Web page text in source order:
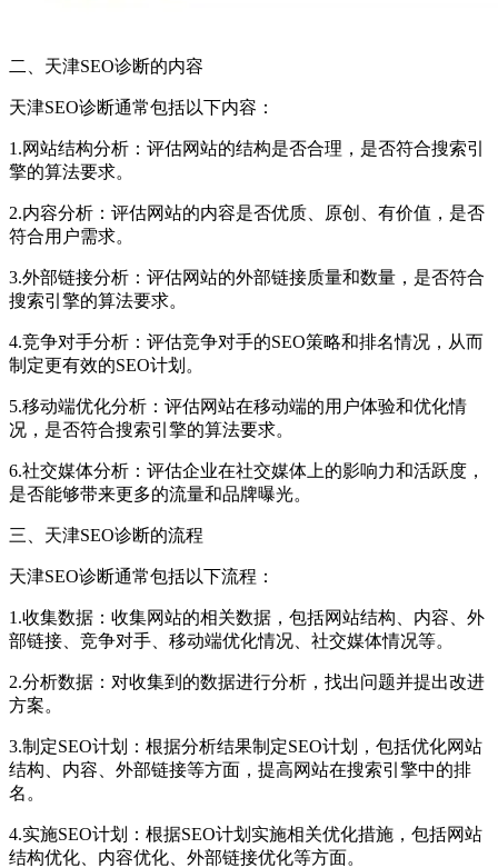
二、天津SEO诊断的内容
天津SEO诊断通常包括以下内容：
1.网站结构分析：评估网站的结构是否合理，是否符合搜索引
擎的算法要求。
2.内容分析：评估网站的内容是否优质、原创、有价值，是否
符合用户需求。
3.外部链接分析：评估网站的外部链接质量和数量，是否符合
搜索引擎的算法要求。
4.竞争对手分析：评估竞争对手的SEO策略和排名情况，从而
制定更有效的SEO计划。
5.移动端优化分析：评估网站在移动端的用户体验和优化情
况，是否符合搜索引擎的算法要求。
6.社交媒体分析：评估企业在社交媒体上的影响力和活跃度，
是否能够带来更多的流量和品牌曝光。
三、天津SEO诊断的流程
天津SEO诊断通常包括以下流程：
1.收集数据：收集网站的相关数据，包括网站结构、内容、外
部链接、竞争对手、移动端优化情况、社交媒体情况等。
2.分析数据：对收集到的数据进行分析，找出问题并提出改进
方案。
3.制定SEO计划：根据分析结果制定SEO计划，包括优化网站
结构、内容、外部链接等方面，提高网站在搜索引擎中的排
名。
4.实施SEO计划：根据SEO计划实施相关优化措施，包括网站
结构优化、内容优化、外部链接优化等方面。